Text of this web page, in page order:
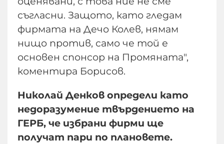
съгласни. Защото, като гледам
фирмата на Дечо Колев, нямам
нищо против, само че той е
основен спонсор на Промяната",
коментира Борисов.
Николай Денков определи като
недоразумение твърдeнието на
ГЕРБ, че избрани фирми ще
получат пари по плановете.